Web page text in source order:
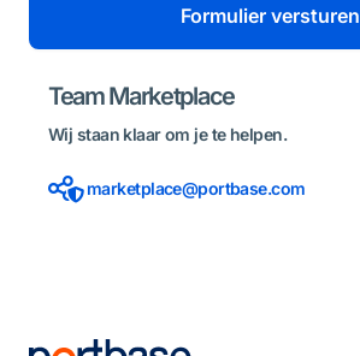
Formulier versturen
Team Marketplace
Wij staan klaar om je te helpen.
marketplace@portbase.com